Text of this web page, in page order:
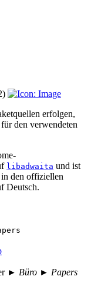
erfolgen,
den verwendeten
libadwaita und ist
den offiziellen
Deutsch.
► Büro ► Papers